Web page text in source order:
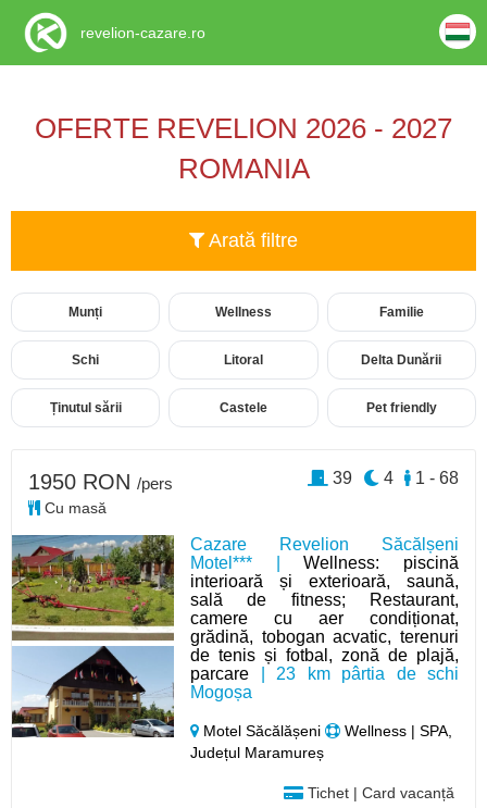
OFERTE REVELION 2026 - 2027
ROMANIA
Arată filtre
Munți Wellness Familie
Schi Litoral Delta Dunării
Ținutul sării Castele Pet friendly
Cazare Revelion Săcălșeni
Motel*** |Wellness: piscină
interioară și exterioară, saună,
sală de fitness; Restaurant,
camere cu aer condiționat,
grădină, tobogan acvatic, terenuri
de tenis și fotbal, zonă de plajă,
parcare | 23 km pârtia de schi
Mogoșa
Motel Săcălășeni
Wellness | SPA,
Județul Maramureș
Tichet | Card vacanță
1950 RON /pers
Cu masă
1 - 68
4
39
revelion-cazare.ro